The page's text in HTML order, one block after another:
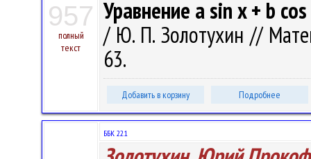
957
полный
текст
Уравнение a sin x + b
/ Ю. П. Золотухин //
63.
Добавить в корзину Подробнее
ББК 22.1